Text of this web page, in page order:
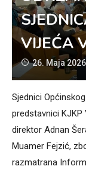
VIJEĆA
26. Maja
Sjednici
predstavnici KJKP
direktor Adnan
Muamer Fejzić,
razmatrana